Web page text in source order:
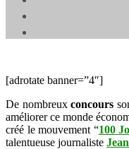
[adrotate banner=”4″]
De nombreux concours
améliorer ce monde
créé le mouvement “100
talentueuse journaliste